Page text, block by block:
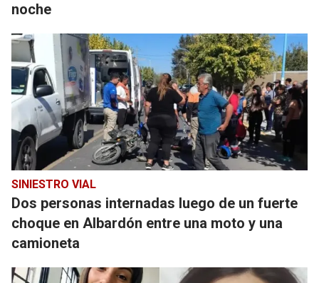
noche
SINIESTRO VIAL
Dos personas internadas luego de un fuerte
choque en Albardón entre una moto y una
camioneta